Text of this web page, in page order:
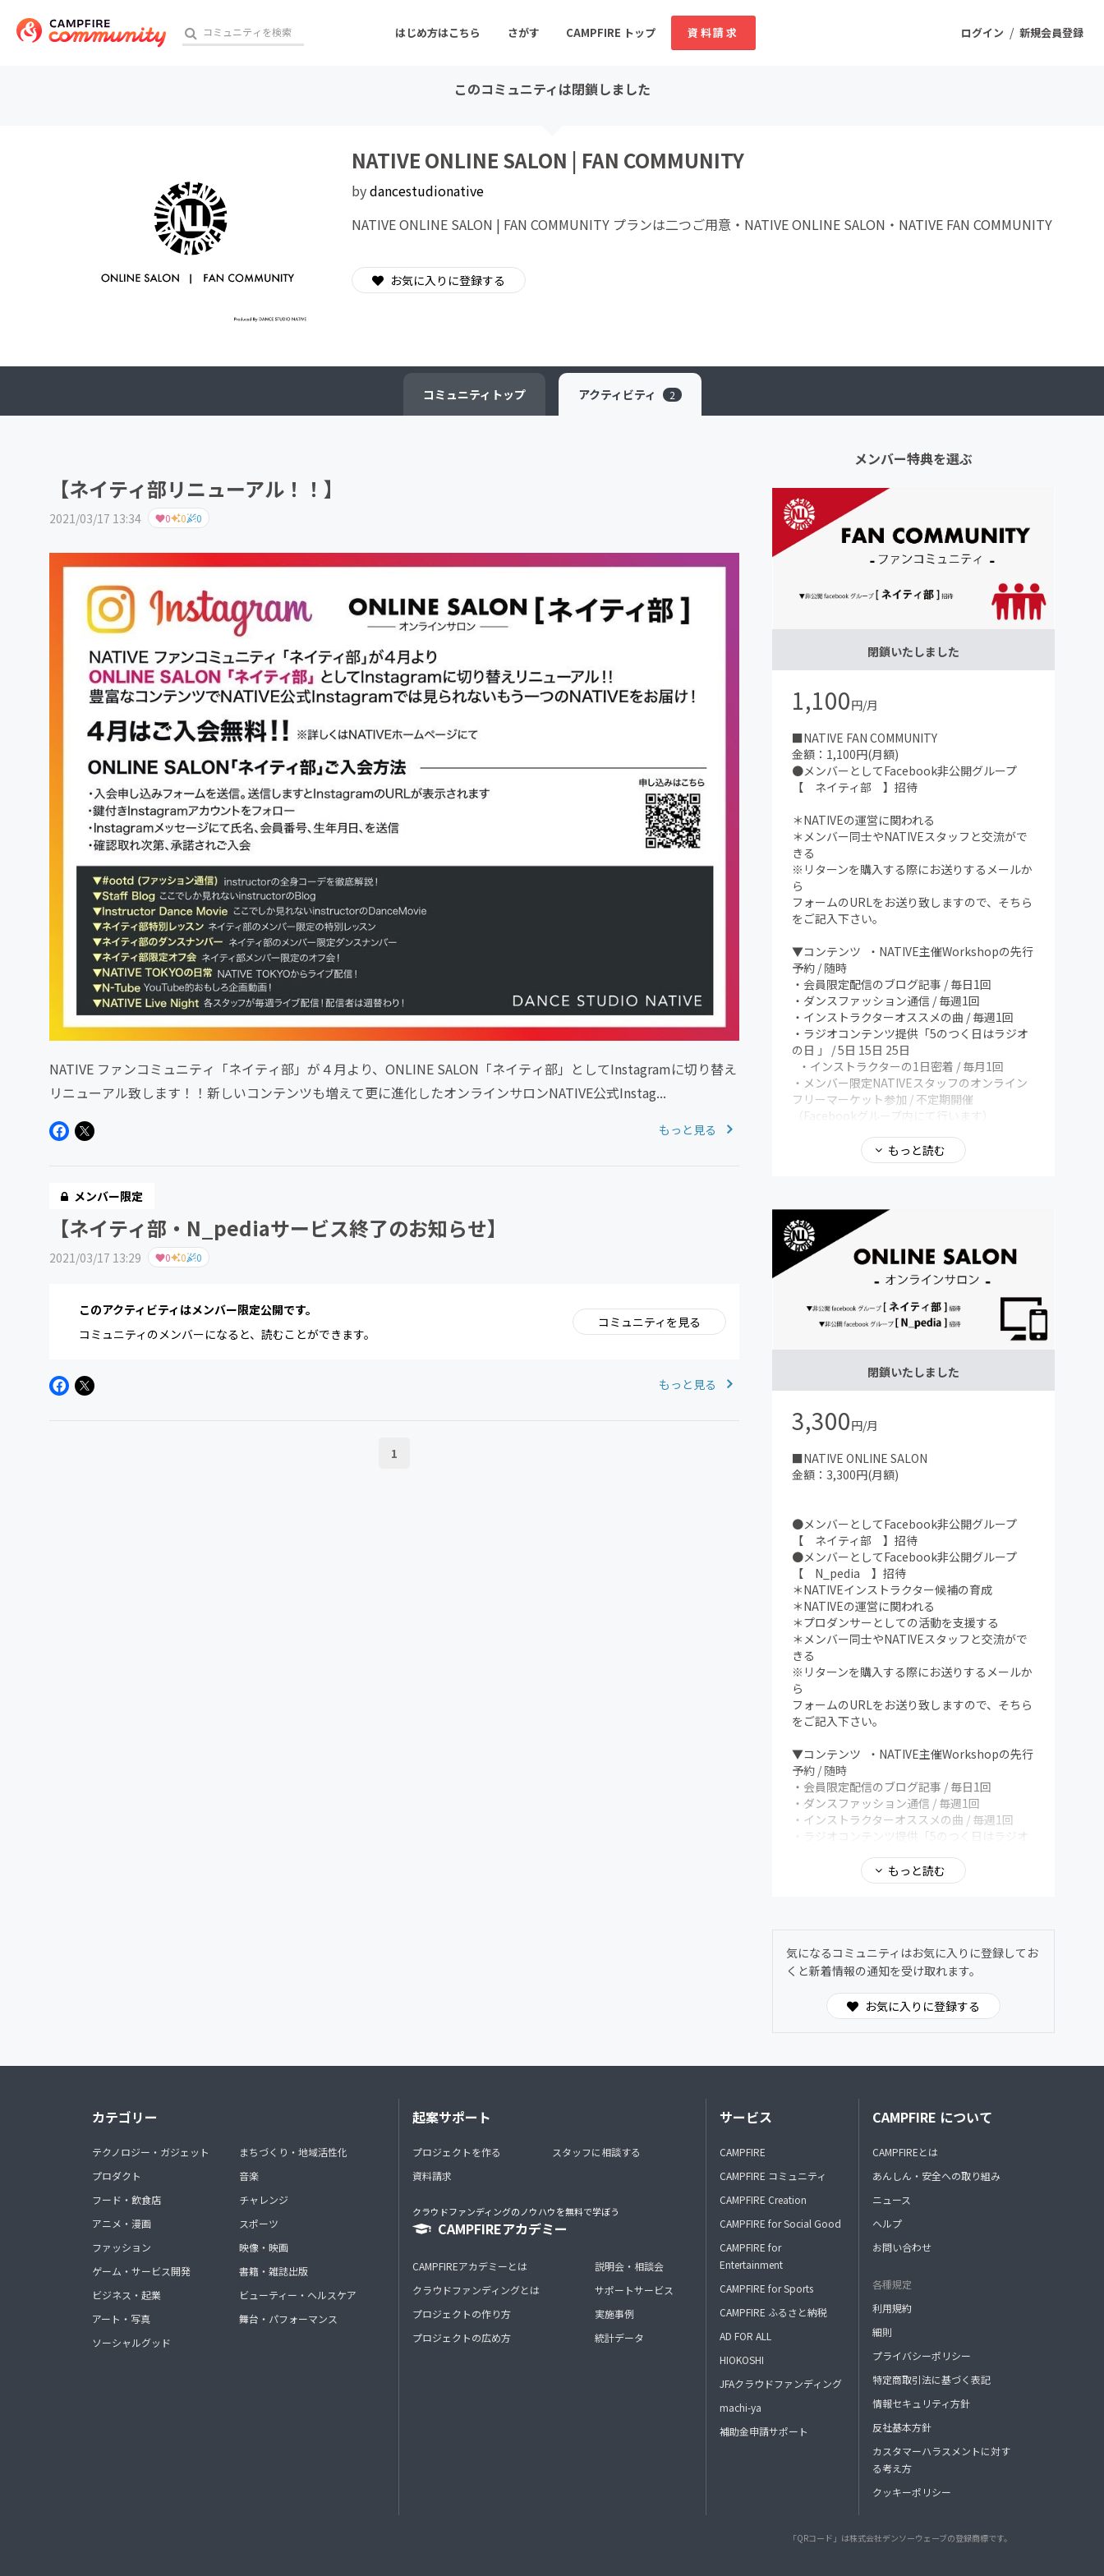
ログイン / 新規会員登録
はじめ方はこちら さがす CAMPFIRE トップ 資料請求
アート・写真 音楽
テクノロジー・ガジェット
ゲーム・サービス開発 フード・飲食店
ファッション
書籍・雑誌出版
CAMPFIRE for Social Good CAMPFIRE Creation
このコミュニティは閉鎖しました
NATIVE ONLINE SALON | FAN COMMUNITY
bydancestudionative
NATIVE ONLINE SALON | FAN COMMUNITY プランは二つご用意・NATIVE ONLINE SALON・NATIVE FAN COMMUNITY
お気に入りに登録する
コミュニティ トップ アクティビティ 2
【ネイティ部リニューアル！！】
2021/03/17 13:34 0 0 0
NATIVE ファンコミュニティ「ネイティ部」が４月より、ONLINE SALON「ネイティ部」としてInstagramに切り替え
リニューアル致します！！新しいコンテンツも増えて更に進化したオンラインサロンNATIVE公式Instag...
もっと見る
メンバー限定
【ネイティ部・N_pediaサービス終了のお知らせ】
2021/03/17 13:29 0 0 0
このアクティビティはメンバー限定公開です。
コミュニティのメンバーになると、読むことができます。
コミュニティを見る
もっと見る
1
メンバー特典を選ぶ
閉鎖いたしました
1,100円/月
■NATIVE FAN COMMUNITY
金額：1,100円(月額)
●メンバーとしてFacebook非公開グループ
【 ネイティ部 】招待
＊NATIVEの運営に関われる
＊メンバー同士やNATIVEスタッフと交流がで
きる
※リターンを購入する際にお送りするメールか
ら
フォームのURLをお送り致しますので、そちら
をご記入下さい。
▼コンテンツ ・NATIVE主催Workshopの先行
予約 / 随時
・会員限定配信のブログ記事 / 毎日1回
・ダンスファッション通信 / 毎週1回
・インストラクターオススメの曲 / 毎週1回
・ラジオコンテンツ提供「5のつく日はラジオ
の日 」 / 5日 15日 25日
・インストラクターの1日密着 / 毎月1回
・メンバー限定NATIVEスタッフのオンライン
フリーマーケット参加 / 不定期開催
（Facebookグループ内にて行います）
期開催(オフライン) ＊場所：NATIVE札幌店 ・
Facebookグループ内にてNATIVE運営に参加 /
定期開催
もっと読む
閉鎖いたしました
3,300円/月
■NATIVE ONLINE SALON
金額：3,300円(月額)
●メンバーとしてFacebook非公開グループ
【 ネイティ部 】招待
●メンバーとしてFacebook非公開グループ
【 N_pedia 】招待
＊NATIVEインストラクター候補の育成
＊NATIVEの運営に関われる
＊プロダンサーとしての活動を支援する
＊メンバー同士やNATIVEスタッフと交流がで
きる
※リターンを購入する際にお送りするメールか
ら
フォームのURLをお送り致しますので、そちら
をご記入下さい。
▼コンテンツ ・NATIVE主催Workshopの先行
予約 / 随時
・会員限定配信のブログ記事 / 毎日1回
・ダンスファッション通信 / 毎週1回
・インストラクターオススメの曲 / 毎週1回
・ラジオコンテンツ提供「5のつく日はラジオ
・インストラクターの1日密着 / 毎月1回
・メンバー限定NATIVEスタッフのオンライン
期開催(オフライン)
＊場所：NATIVE札幌店
/ 不定期開催
・メンバー限定のダンスナンバー参加権利 / 不
10時 使用ツール：zoom
イン) 第3日曜日 20-22時
＊場所：NATIVE札幌店
提出 第1日曜日 動画提出 第4日曜日
＊コレオ制作、振付レクチャーテスト
＊ストレッチ レクチャー
・メンバー限定HOWTOダンス動画配信（中
級レベル） / 毎月1回 8日配信
・パソコンスキルアップ講座 / 不定期開催
もっと読む
気になるコミュニティはお気に入りに登録してお
くと新着情報の通知を受け取れます。
お気に入りに登録する
カテゴリー
テクノロジー・ガジェット
プロダクト
フード・飲食店
アニメ・漫画
ファッション
ゲーム・サービス開発
ビジネス・起業
アート・写真
ソーシャルグッド
まちづくり・地域活性化
音楽
チャレンジ
スポーツ
映像・映画
書籍・雑誌出版
ビューティー・ヘルスケア
舞台・パフォーマンス
起案サポート
プロジェクトを作る
資料請求
スタッフに相談する
クラウドファンディングのノウハウを無料で学ぼう
CAMPFIREアカデミー
CAMPFIREアカデミーとは
クラウドファンディングとは
プロジェクトの作り方
プロジェクトの広め方
説明会・相談会
サポートサービス
実施事例
統計データ
サービス
CAMPFIRE
CAMPFIRE コミュニティ
CAMPFIRE Creation
CAMPFIRE for Social Good
CAMPFIRE for
Entertainment
CAMPFIRE for Sports
CAMPFIRE ふるさと納税
AD FOR ALL
HIOKOSHI
JFAクラウドファンディング
machi-ya
補助金申請サポート
CAMPFIRE について
CAMPFIREとは
あんしん・安全への取り組み
ニュース
ヘルプ
お問い合わせ
各種規定
利用規約
細則
プライバシーポリシー
特定商取引法に基づく表記
情報セキュリティ方針
反社基本方針
カスタマーハラスメントに対す
る考え方
クッキーポリシー
「QRコード」は株式会社デンソーウェーブの登録商標です。